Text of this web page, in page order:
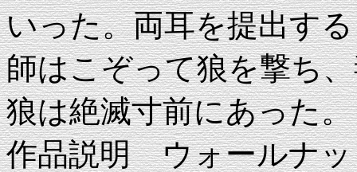
いった。両耳を提出す
師はこぞって狼を撃ち
狼は絶滅寸前にあった。
作品説明 ウォールナ